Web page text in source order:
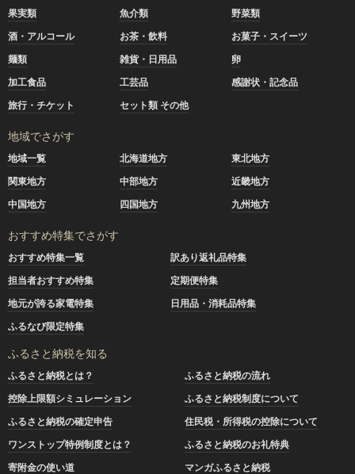
果実類
魚介類
野菜類
酒・アルコール
お茶・飲料
お菓子・スイーツ
麺類
雑貨・日用品
卵
加工食品
工芸品
感謝状・記念品
旅行・チケット
セット類 その他
地域でさがす
地域一覧 北海道地方
東北地方
関東地方
中部地方
近畿地方
中国地方
四国地方 九州地方
おすすめ特集でさがす
おすすめ特集一覧
訳あり返礼品特集
担当者おすすめ特集
定期便特集
地元が誇る家電特集
日用品・消耗品特集
ふるなび限定特集
ふるさと納税を知る
ふるさと納税とは？
ふるさと納税の流れ
控除上限額シミュレーション
ふるさと納税制度について
ふるさと納税の確定申告
住民税・所得税の控除について
ワンストップ特例制度とは？
ふるさと納税のお礼特典
寄附金の使い道
マンガふるさと納税